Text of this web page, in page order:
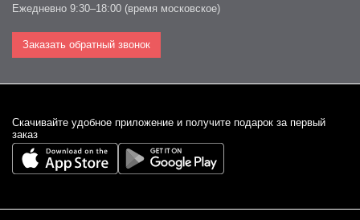
Ежедневно 9:30–18:00 (время московское)
Заказать обратный звонок
Cкачивайте удобное приложение и получите подарок за первый
заказ